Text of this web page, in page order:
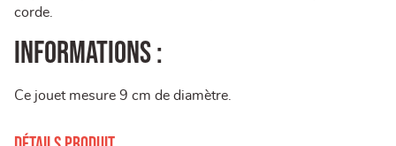
corde.
Informations :
Ce jouet mesure 9 cm de diamètre.